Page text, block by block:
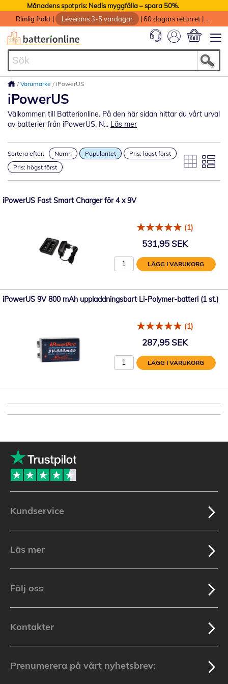
Månadens spotpris: Nedis myggfälla – spara 50%.
Rimlig frakt | Leverans 3-5 vardagar |60 dagars returret |
Varumärke iPowerUS
iPowerUS
Välkommen till Batterionline. På den här sidan hittar du vårt urval
av batterier från iPowerUS. N... Läs mer
Sortera efter: Namn Popularitet
Pris: lägst först
Pris: högst först
iPowerUS Fast Smart Charger för 4 x 9V
(1)
531,95 SEK
LÄGG I VARUKORG
iPowerUS 9V 800 mAh uppladdningsbart Li-Polymer-batteri (1 st.)
(1)
287,95 SEK
LÄGG I VARUKORG
Kundservice
Läs mer
Följ oss
Kontakter
Prenumerera på vårt nyhetsbrev: